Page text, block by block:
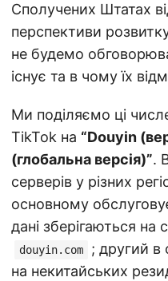
Сполучених Штатах
перспективи
не будемо
існує та в чому їх
Ми поділяємо ці
TikTok на “Douyin
(глобальна версія)”.
серверів у різних
основному
дані зберігаються на
douyin.com
; другий в
на некитайських